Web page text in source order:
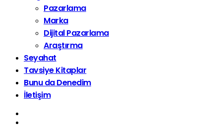
Pazarlama
Marka
Dijital Pazarlama
Araştırma
Seyahat
Tavsiye Kitaplar
Bunu da Denedim
İletişim